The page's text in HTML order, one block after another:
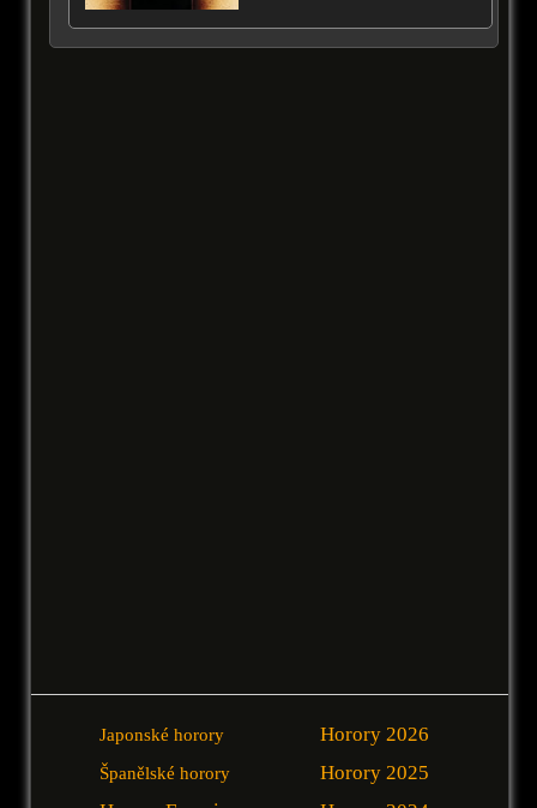
Japonské horory
Španělské horory
Horory 2026
Horory 2025